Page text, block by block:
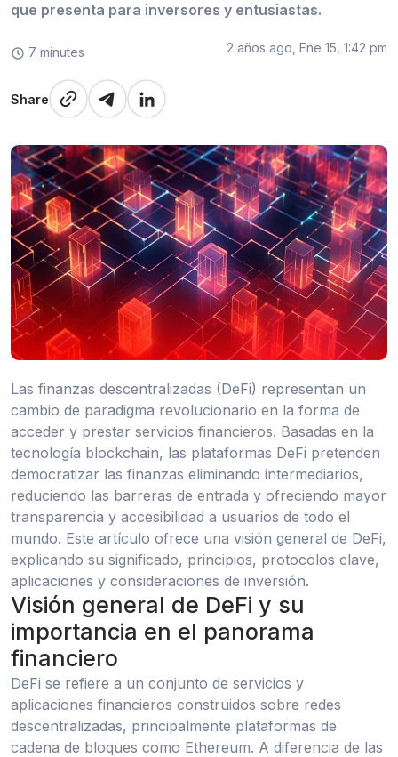
que presenta para inversores y entusiastas.
7 minutes 2 años ago, Ene 15, 1:42 pm
Share
Las finanzas descentralizadas (DeFi) representan un
cambio de paradigma revolucionario en la forma de
acceder y prestar servicios financieros. Basadas en la
tecnología blockchain, las plataformas DeFi pretenden
democratizar las finanzas eliminando intermediarios,
reduciendo las barreras de entrada y ofreciendo mayor
transparencia y accesibilidad a usuarios de todo el
mundo. Este artículo ofrece una visión general de DeFi,
explicando su significado, principios, protocolos clave,
aplicaciones y consideraciones de inversión.
Visión general de DeFi y su
importancia en el panorama
financiero
DeFi se refiere a un conjunto de servicios y
aplicaciones financieros construidos sobre redes
descentralizadas, principalmente plataformas de
cadena de bloques como Ethereum. A diferencia de las